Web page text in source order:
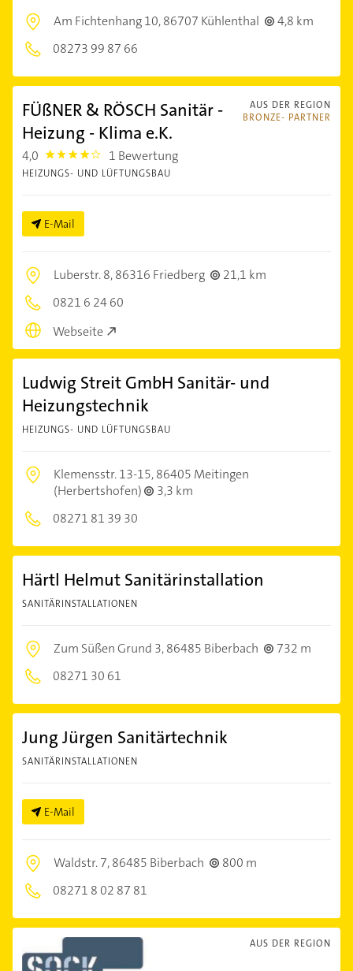
Am Fichtenhang 10,86707 Kühlenthal
4,8 km
08273 99 87 66
AUS DER REGION
BRONZE- PARTNER
FÜßNER & RÖSCH Sanitär -
Heizung - Klima e.K.
4,0 4.0 1 Bewertung
HEIZUNGS- UND LÜFTUNGSBAU
E-Mail
Luberstr. 8,86316 Friedberg
21,1 km
0821 6 24 60
Webseite
Ludwig Streit GmbH Sanitär- und
Heizungstechnik
HEIZUNGS- UND LÜFTUNGSBAU
Klemensstr. 13-15,86405 Meitingen
(Herbertshofen)
3,3 km
08271 81 39 30
Härtl Helmut Sanitärinstallation
SANITÄRINSTALLATIONEN
Zum Süßen Grund 3,86485 Biberbach
732 m
08271 30 61
Jung Jürgen Sanitärtechnik
SANITÄRINSTALLATIONEN
E-Mail
Waldstr. 7,86485 Biberbach
800 m
08271 8 02 87 81
AUS DER REGION